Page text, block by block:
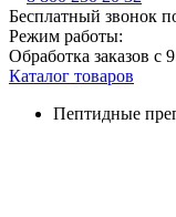
Бесплатный звонок
Режим работы:
Обработка заказов с
Каталог товаров
Пептидные